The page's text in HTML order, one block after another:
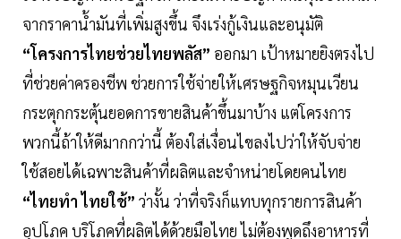
จากราคาน้ำมันที่เพิ่มสูงขึ้น จึงเร่งกู้เงินและอนุมัติ
“โครงการไทยช่วยไทยพลัส” ออกมา เป้าหมายยิงตรงไป
ที่ช่วยค่าครองชีพ ช่วยการใช้จ่ายให้เศรษฐกิจหมุนเวียน
กระตุกกระตุ้นยอดการขายสินค้าขึ้นมาบ้าง แต่โครงการ
พวกนี้ถ้าให้ดีมากกว่านี้ ต้องใส่เงื่อนไขลงไปว่าให้จับจ่าย
ใช้สอยได้เฉพาะสินค้าที่ผลิตและจำหน่ายโดยคนไทย
“ไทยทำ ไทยใช้” ว่างั้น ว่าที่จริงก็แทบทุกรายการสินค้า
อุปโภค บริโภคที่ผลิตได้ด้วยมือไทย ไม่ต้องพูดถึงอาหารที่